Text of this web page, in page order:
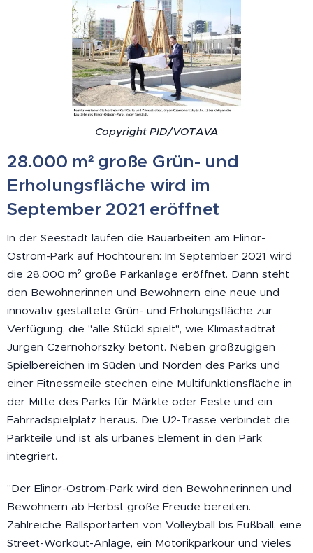
Copyright PID/VOTAVA
28.000 m² große Grün- und
Erholungsfläche wird im
September 2021 eröffnet
In der Seestadt laufen die Bauarbeiten am Elinor-
Ostrom-Park auf Hochtouren: Im September 2021 wird
die 28.000 m² große Parkanlage eröffnet. Dann steht
den Bewohnerinnen und Bewohnern eine neue und
innovativ gestaltete Grün- und Erholungsfläche zur
Verfügung, die "alle Stückl spielt", wie Klimastadtrat
Jürgen Czernohorszky betont. Neben großzügigen
Spielbereichen im Süden und Norden des Parks und
einer Fitnessmeile stechen eine Multifunktionsfläche in
der Mitte des Parks für Märkte oder Feste und ein
Fahrradspielplatz heraus. Die U2-Trasse verbindet die
Parkteile und ist als urbanes Element in den Park
integriert.
"Der Elinor-Ostrom-Park wird den Bewohnerinnen und
Bewohnern ab Herbst große Freude bereiten.
Zahlreiche Ballsportarten von Volleyball bis Fußball, eine
Street-Workout-Anlage, ein Motorikparkour und vieles